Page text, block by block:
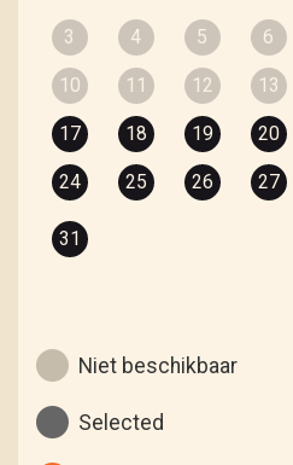
3 4 5 6
10 11 12 13
17 18 19 20
24 25 26 27
31
Niet beschikbaar
Selected